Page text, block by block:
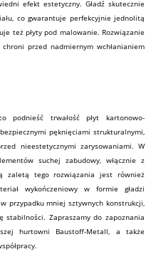
efekt estetyczny. Gładź skutecznie
co gwarantuje perfekcyjnie jednolitą
też płyty pod malowanie. Rozwiązanie
przed nadmiernym wchłanianiem
podnieść trwałość płyt kartonowo-
pęknięciami strukturalnymi,
nieestetycznymi zarysowaniami. W
suchej zabudowy, włącznie z
zaletą tego rozwiązania jest również
wykończeniowy w formie gładzi
przypadku mniej sztywnych konstrukcji,
Zapraszamy do zapoznania
hurtowni Baustoff-Metall, a także